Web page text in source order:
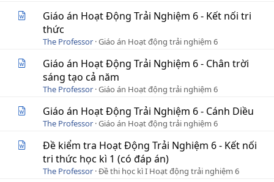
Giáo án Hoạt Động Trải Nghiệm 6 - Kết nối tri
thức
The Professor Giáo án Hoạt động trải nghiệm 6
Giáo án Hoạt Động Trải Nghiệm 6 - Chân trời
sáng tạo cả năm
The Professor Giáo án Hoạt động trải nghiệm 6
Giáo án Hoạt Động Trải Nghiệm 6 - Cánh Diều
The Professor Giáo án Hoạt động trải nghiệm 6
Đề kiểm tra Hoạt Động Trải Nghiệm 6 - Kết nối
tri thức học kì 1 (có đáp án)
The Professor Đề thi học kì I Hoạt động trải nghiệm 6